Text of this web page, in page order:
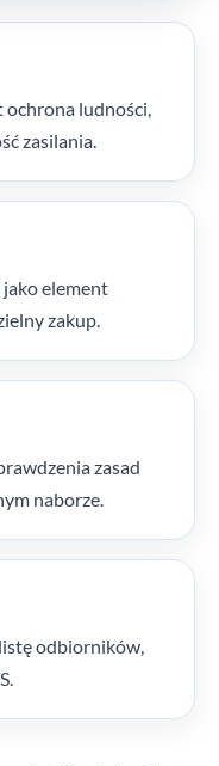
ludności,
zasilania.
element
zakup.
zasad
naborze.
odbiorników,